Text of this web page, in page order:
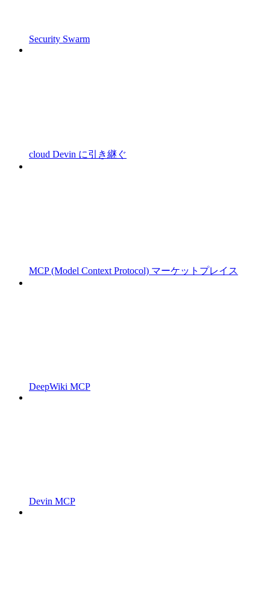
Security Swarm
cloud Devin に引き継ぐ
MCP (Model Context Protocol) マーケットプレイス
DeepWiki MCP
Devin MCP